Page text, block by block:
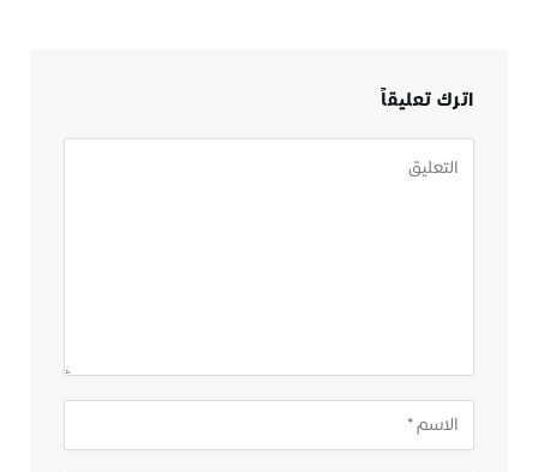
اترك تعليقاً